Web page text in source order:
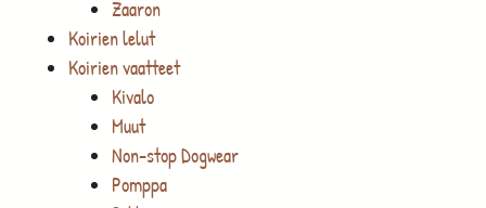
Zaaron
Koirien lelut
Koirien vaatteet
Kivalo
Muut
Non-stop Dogwear
Pomppa